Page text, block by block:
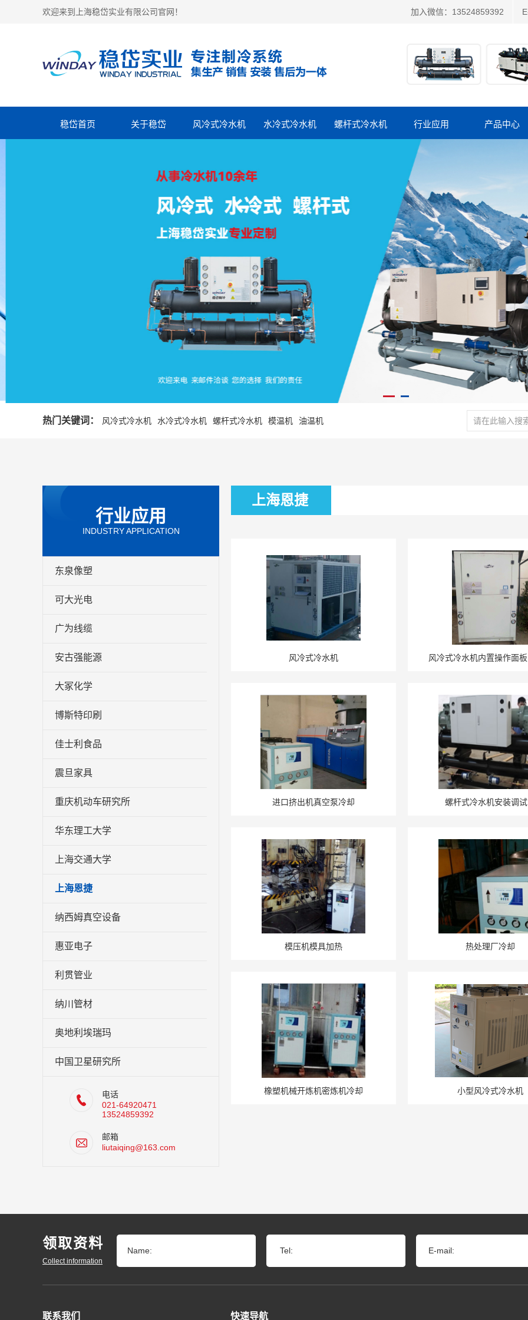
欢迎来到上海稳岱实业有限公司官网！ 加入微信：13524859392
稳岱首页 关于稳岱 风冷式冷水机 水冷式冷水机 螺杆式冷水机 行业应用 产品中心
热门关键词： 风冷式冷水机 水冷式冷水机 螺杆式冷水机 模温机 油温机
行业应用
INDUSTRY APPLICATION
东泉像塑
可大光电
广为线缆
安古强能源
大冢化学
博斯特印刷
佳士利食品
震旦家具
重庆机动车研究所
华东理工大学
上海交通大学
上海恩捷
纳西姆真空设备
惠亚电子
利贯管业
纳川管材
奥地利埃瑞玛
中国卫星研究所
电话
021-64920471
13524859392
邮箱
liutaiqing@163.com
上海恩捷
风冷式冷水机 风冷式冷水机内置操作面
进口挤出机真空泵冷却 螺杆式冷水机安装调
模压机模具加热 热处理厂冷却
橡塑机械开炼机密炼机冷却 小型风冷式冷水机
领取资料
Collect information
Name: Tel: E-mail:
联系我们 快速导航